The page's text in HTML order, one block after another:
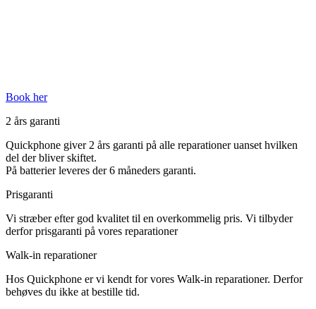
Book her
2 års garanti
Quickphone giver 2 års garanti på alle reparationer uanset hvilken
del der bliver skiftet.
På batterier leveres der 6 måneders garanti.
Prisgaranti
Vi stræber efter god kvalitet til en overkommelig pris. Vi tilbyder
derfor prisgaranti på vores reparationer
Walk-in reparationer
Hos Quickphone er vi kendt for vores Walk-in reparationer. Derfor
behøves du ikke at bestille tid.